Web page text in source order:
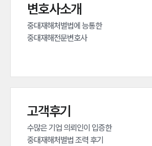
변호사소개
중대재해처벌법에 능통한
중대재해전문변호사
고객후기
수많은 기업 의뢰인이 입증한
중대재해처벌법 조력 후기